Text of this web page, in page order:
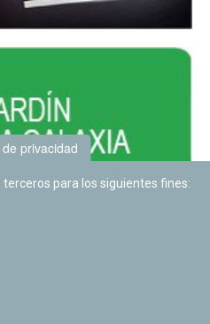
privacidad
para los siguientes fines: